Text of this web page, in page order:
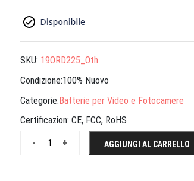
SKU: 19ORD225_Oth
Condizione:100% Nuovo
Categorie:Batterie per Video e Fotocamere
Certificazion: CE, FCC, RoHS
+
- AGGIUNGI AL CARRELLO